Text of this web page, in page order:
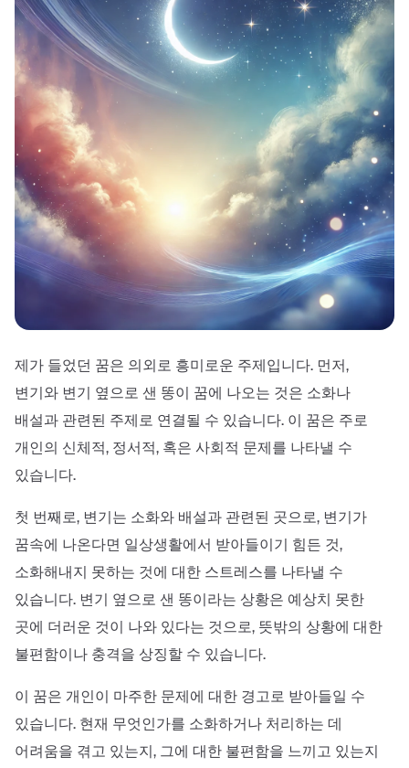
제가 들었던 꿈은 의외로 흥미로운 주제입니다. 먼저,
변기와 변기 옆으로 샌 똥이 꿈에 나오는 것은 소화나
배설과 관련된 주제로 연결될 수 있습니다. 이 꿈은 주로
개인의 신체적, 정서적, 혹은 사회적 문제를 나타낼 수
있습니다.
첫 번째로, 변기는 소화와 배설과 관련된 곳으로, 변기가
꿈속에 나온다면 일상생활에서 받아들이기 힘든 것,
소화해내지 못하는 것에 대한 스트레스를 나타낼 수
있습니다. 변기 옆으로 샌 똥이라는 상황은 예상치 못한
곳에 더러운 것이 나와 있다는 것으로, 뜻밖의 상황에 대한
불편함이나 충격을 상징할 수 있습니다.
이 꿈은 개인이 마주한 문제에 대한 경고로 받아들일 수
있습니다. 현재 무엇인가를 소화하거나 처리하는 데
어려움을 겪고 있는지, 그에 대한 불편함을 느끼고 있는지